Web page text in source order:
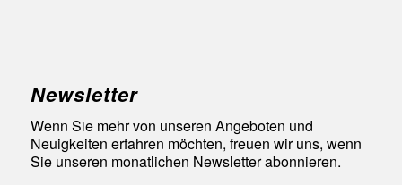
Newsletter
Wenn Sie mehr von unseren Angeboten und
Neuigkeiten erfahren möchten, freuen wir uns, wenn
Sie unseren monatlichen Newsletter abonnieren.